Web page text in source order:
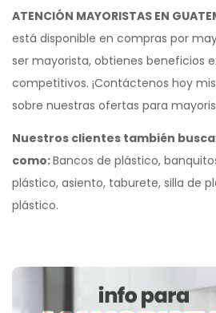
ATENCIÓN MAYORISTAS EN
está disponible en compras por
ser mayorista, obtienes beneficios
competitivos. ¡Contáctenos hoy
sobre nuestras ofertas para
Nuestros clientes también
como:Bancos de plástico,
plástico, asiento, taburete, silla de
plástico.